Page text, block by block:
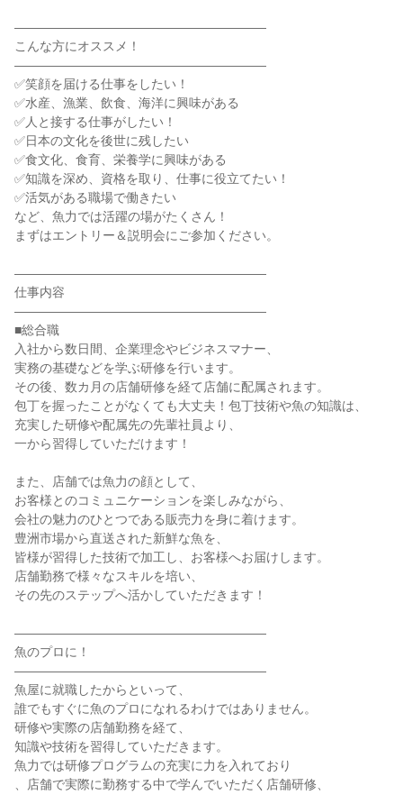
――――――――――――――――――――
こんな方にオススメ！
――――――――――――――――――――
✅笑顔を届ける仕事をしたい！
✅水産、漁業、飲食、海洋に興味がある
✅人と接する仕事がしたい！
✅日本の文化を後世に残したい
✅食文化、食育、栄養学に興味がある
✅知識を深め、資格を取り、仕事に役立てたい！
✅活気がある職場で働きたい
など、魚力では活躍の場がたくさん！
まずはエントリー＆説明会にご参加ください。
――――――――――――――――――――
仕事内容
――――――――――――――――――――
■総合職
入社から数日間、企業理念やビジネスマナー、
実務の基礎などを学ぶ研修を行います。
その後、数カ月の店舗研修を経て店舗に配属されます。
包丁を握ったことがなくても大丈夫！包丁技術や魚の知識は、
充実した研修や配属先の先輩社員より、
一から習得していただけます！
また、店舗では魚力の顔として、
お客様とのコミュニケーションを楽しみながら、
会社の魅力のひとつである販売力を身に着けます。
豊洲市場から直送された新鮮な魚を、
皆様が習得した技術で加工し、お客様へお届けします。
店舗勤務で様々なスキルを培い、
その先のステップへ活かしていただきます！
――――――――――――――――――――
魚のプロに！
――――――――――――――――――――
魚屋に就職したからといって、
誰でもすぐに魚のプロになれるわけではありません。
研修や実際の店舗勤務を経て、
知識や技術を習得していただきます。
魚力では研修プログラムの充実に力を入れており
、店舗で実際に勤務する中で学んでいただく店舗研修、